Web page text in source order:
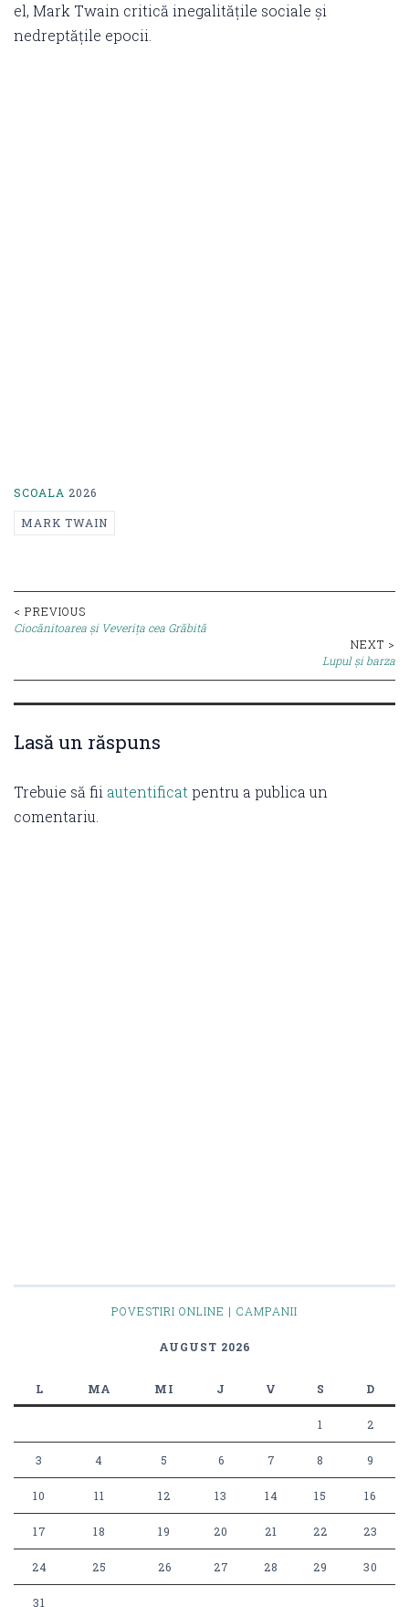
el, Mark Twain critică inegalitățile sociale și
nedreptățile epocii.
SCOALA 2026
MARK TWAIN
Post
< PREVIOUS
Ciocănitoarea și Veverița cea Grăbită
NEXT >
Lupul și barza
Lasă un răspuns
Trebuie să fii autentificat pentru a publica un
comentariu.
POVESTIRI ONLINE | CAMPANII
AUGUST 2026
L MA MI J V S D
1 2
3 4 5 6 7 8 9
10 11 12 13 14 15 16
17 18 19 20 21 22 23
24 25 26 27 28 29 30
31